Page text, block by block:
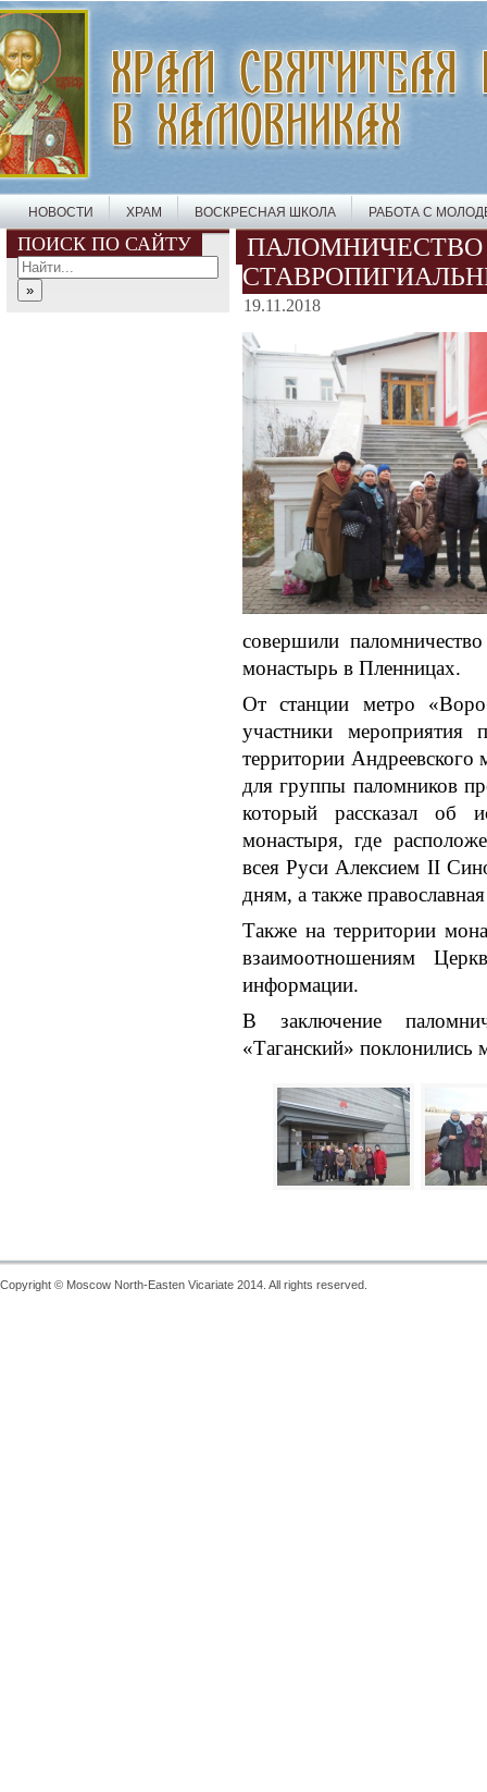
НОВОСТИ ХРАМ ВОСКРЕСНАЯ ШКОЛА РАБОТА С
ПОИСК ПО САЙТУ
ПАЛОМНИЧЕСТВО
19.11.2018
совершили
монастырь в Пленницах.
От станции метро
участники
территории
для группы паломников
который рассказал об
монастыря, где
всея Руси Алексием II
дням, а также
Также на территории
взаимоотношениям
информации.
В заключение
«Таганский»
Copyright © Moscow North-Easten Vicariate 2014. All rights reserved.